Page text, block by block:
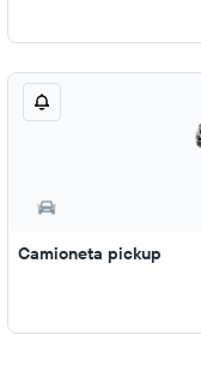
Camioneta pickup